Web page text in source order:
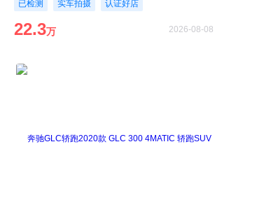
已检测
实车拍摄 认证好店
22.3万 2026-08-08